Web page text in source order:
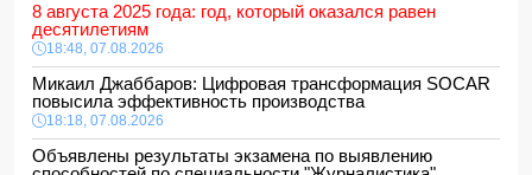
8 августа 2025 года: год, который оказался равен
десятилетиям
18:48, 07.08.2026
Микаил Джаббаров: Цифровая трансформация SOCAR
повысила эффективность производства
18:18, 07.08.2026
Объявлены результаты экзамена по выявлению